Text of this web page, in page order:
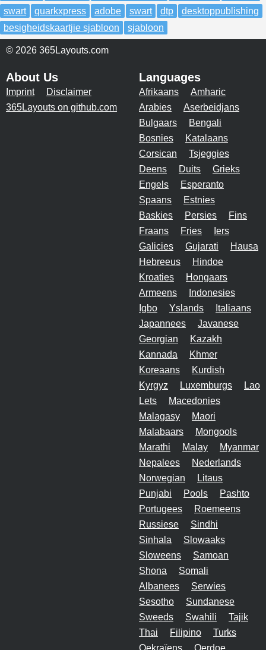
swart
quarkxpress adobe swart dtp
desktoppublishing
besigheidskaartjie sjabloon
sjabloon
© 2026 365Layouts.com
About Us
Imprint
Disclaimer
365Layouts on github.com
Languages
Afrikaans
Amharic
Arabies
Aserbeidjans
Bulgaars
Bengali
Bosnies
Katalaans
Corsican
Tsjeggies
Deens
Duits
Grieks
Engels
Esperanto
Spaans
Estnies
Baskies
Persies
Fins
Fraans
Fries
Iers
Galicies
Gujarati
Hausa
Hebreeus
Hindoe
Kroaties
Hongaars
Armeens
Indonesies
Igbo
Yslands
Italiaans
Japannees
Javanese
Georgian
Kazakh
Kannada
Khmer
Koreaans
Kurdish
Kyrgyz
Luxemburgs
Lao
Lets
Macedonies
Malagasy
Maori
Malabaars
Mongools
Marathi
Malay
Myanmar
Nepalees
Nederlands
Norwegian
Litaus
Punjabi
Pools
Pashto
Portugees
Roemeens
Russiese
Sindhi
Sinhala
Slowaaks
Sloweens
Samoan
Shona
Somali
Albanees
Serwies
Sesotho
Sundanese
Sweeds
Swahili
Tajik
Thai
Filipino
Turks
Oekraïens
Oerdoe